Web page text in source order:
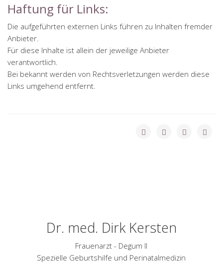
Haftung für Links:
Die aufgeführten externen Links führen zu Inhalten fremder
Anbieter.
Für diese Inhalte ist allein der jeweilige Anbieter
verantwortlich.
Bei bekannt werden von Rechtsverletzungen werden diese
Links umgehend entfernt.
Dr. med. Dirk Kersten
Frauenarzt - Degum II
Spezielle Geburtshilfe und Perinatalmedizin